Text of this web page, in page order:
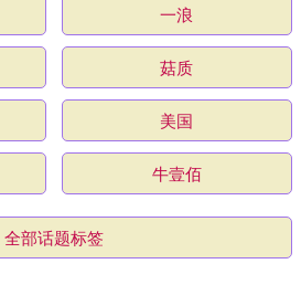
一浪
菇质
美国
牛壹佰
全部话题标签